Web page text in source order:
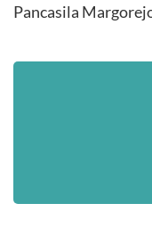
Pancasila